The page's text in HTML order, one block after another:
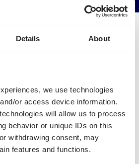
Details About
we use technologies
or access device information.
will allow us to process
behavior or unique IDs on this
withdrawing consent, may
features and functions.
beachten?
nötig?
- aber Achtung:
mehrere FBA Lager